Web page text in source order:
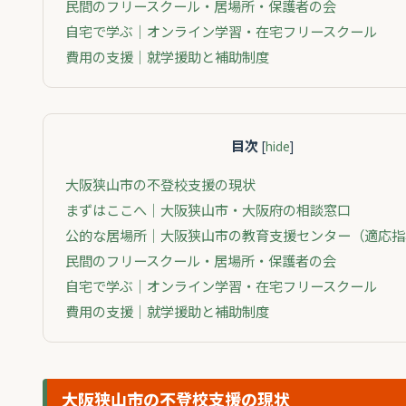
民間のフリースクール・居場所・保護者の会
自宅で学ぶ｜オンライン学習・在宅フリースクール
費用の支援｜就学援助と補助制度
目次 [hide]
大阪狭山市の不登校支援の現状
まずはここへ｜大阪狭山市・大阪府の相談窓口
公的な居場所｜大阪狭山市の教育支援センター（適応
民間のフリースクール・居場所・保護者の会
自宅で学ぶ｜オンライン学習・在宅フリースクール
費用の支援｜就学援助と補助制度
大阪狭山市の不登校支援の現状